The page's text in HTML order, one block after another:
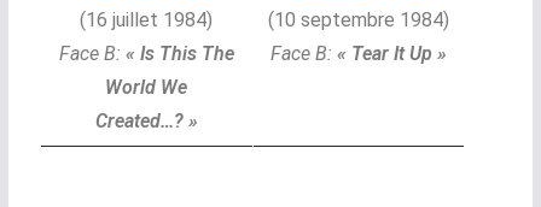
(16 juillet 1984)
Face B: « Is This The
World We
Created…? »
(10 septembre 1984)
Face B: « Tear It Up »